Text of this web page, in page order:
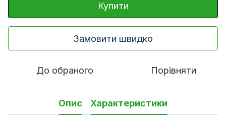
Купити
Замовити швидко
До обраного Порівняти
Опис Характеристики